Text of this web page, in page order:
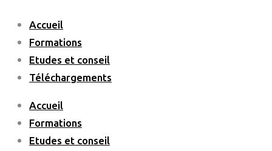
Accueil
Formations
Etudes et conseil
Téléchargements
Accueil
Formations
Etudes et conseil